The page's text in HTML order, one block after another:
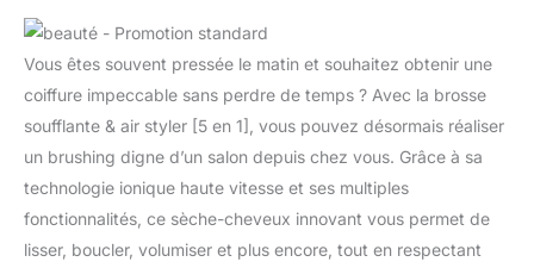
Vous êtes souvent pressée le matin et souhaitez obtenir une
coiffure impeccable sans perdre de temps ? Avec la brosse
soufflante & air styler [5 en 1], vous pouvez désormais réaliser
un brushing digne d’un salon depuis chez vous. Grâce à sa
technologie ionique haute vitesse et ses multiples
fonctionnalités, ce sèche-cheveux innovant vous permet de
lisser, boucler, volumiser et plus encore, tout en respectant